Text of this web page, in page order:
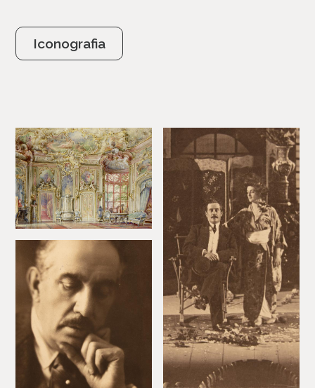
Iconografia